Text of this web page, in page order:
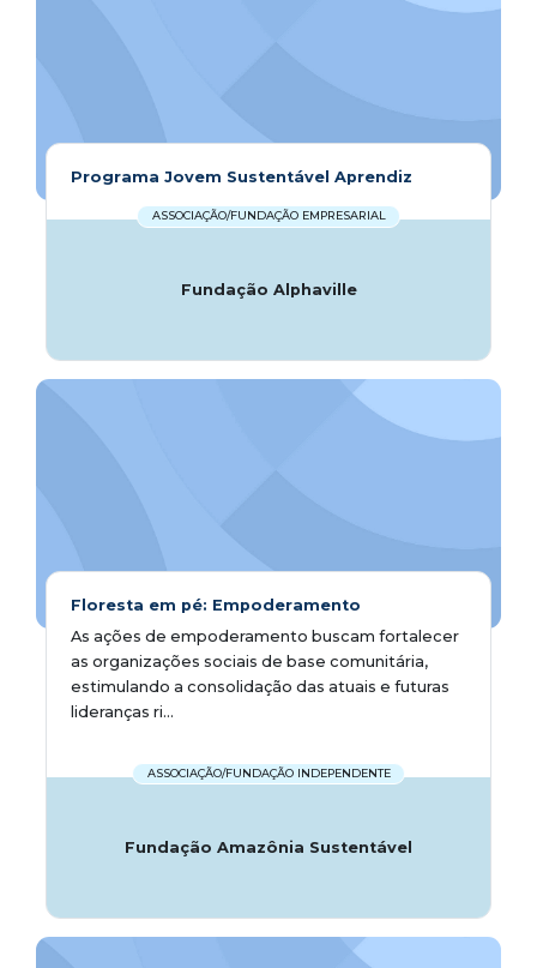
Programa Jovem Sustentável Aprendiz
ASSOCIAÇÃO/FUNDAÇÃO EMPRESARIAL
Fundação Alphaville
Floresta em pé: Empoderamento
As ações de empoderamento buscam fortalecer
as organizações sociais de base comunitária,
estimulando a consolidação das atuais e futuras
lideranças ri...
ASSOCIAÇÃO/FUNDAÇÃO INDEPENDENTE
Fundação Amazônia Sustentável